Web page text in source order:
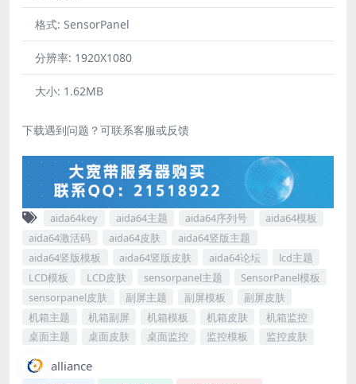
格式: SensorPanel
分辨率: 1920X1080
大小: 1.62MB
下载遇到问题？可联系客服或反馈
aida64key aida64主题 aida64序列号
aida64模板
aida64激活码
aida64皮肤
aida64竖版主题
aida64竖版模板
aida64竖版皮肤 aida64论坛
lcd主题
LCD模板
LCD皮肤 sensorpanel主题
SensorPanel模板
sensorpanel皮肤
副屏主题 副屏模板
副屏皮肤
机箱主题
机箱副屏 机箱模板 机箱皮肤
机箱监控
桌面主题
桌面皮肤 桌面监控 监控模板 监控皮肤
alliance